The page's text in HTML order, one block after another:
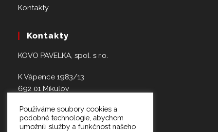
Kontakty
Kontakty
KOVO PAVELKA, spol. s r.o.
K Vápence 1983/13
692 01 Mikulov
+420 724 770 770
+420 607 664 237
Používáme soubory cookies a
podobné technologie, abychom
umožnili služby a funkčnost našeho